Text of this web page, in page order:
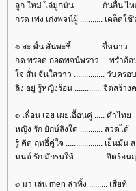
ลูก ใหม่ ไล่มูกมัน ............ กันลื่น ไ
กรด เพ่ง เก่งพจน์ผู้ ........... เคล็ดใ
๏ สะ พั้น สั่นพะซี้ ............. ขี้หนาว
กด พรอด กอดพจน์พราว ... พร่ำอ้อ
จ สั่น จั่นใสวาว ............... วับครอบ
ลิง อยู่ รู้หญิงร้อน ............. จิตสร้าง
๏ เพื่อน เอย เผยเอื้อนคู่ ..... คำไท
หญิง รัก ยักษ์ลิงใด ........... สวดได้
รู้ คิด ฤทธิ์คู่ใจ .................. เย็นมั่น
มนต์ รัก มักรนให้ .............. จิตร้อน
๏ มา เล่น men ล่าทิ้ง ......... เสียที